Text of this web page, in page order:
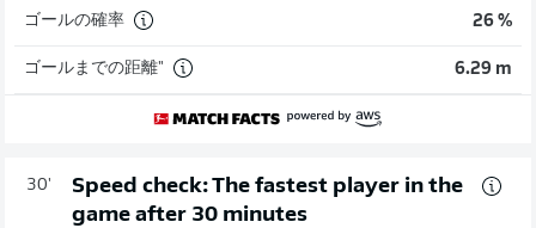
ゴールの確率 26 %
ゴールまでの距離" 6.29 m
30'
Speed check: The fastest player in the
game after 30 minutes